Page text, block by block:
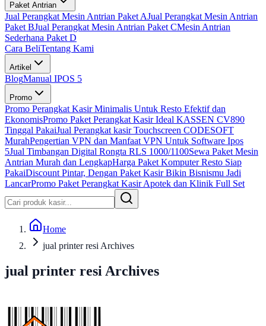
Paket Antrian
Jual Perangkat Mesin Antrian Paket AJual Perangkat Mesin Antrian
Paket BJual Perangkat Mesin Antrian Paket CMesin Antrian
Sederhana Paket D
Cara BeliTentang Kami
Artikel
BlogManual IPOS 5
Promo
Promo Perangkat Kasir Minimalis Untuk Resto Efektif dan
EkonomisPromo Paket Perangkat Kasir Ideal KASSEN CV890
Tinggal PakaiJual Perangkat kasir Touchscreen CODESOFT
MurahPengertian VPN dan Manfaat VPN Untuk Software Ipos
5Jual Timbangan Digital Rongta RLS 1000/1100Sewa Paket Mesin
Antrian Murah dan LengkapHarga Paket Komputer Resto Siap
PakaiDiscount Pintar, Dengan Paket Kasir Bikin Bisnismu Jadi
LancarPromo Paket Perangkat Kasir Apotek dan Klinik Full Set
Home
jual printer resi Archives
jual printer resi Archives